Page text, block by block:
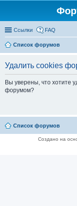
Ссылки FAQ
Список форумов
Удалить cookies
Вы уверены, что хотите
форумом?
Список форумов
Создано на